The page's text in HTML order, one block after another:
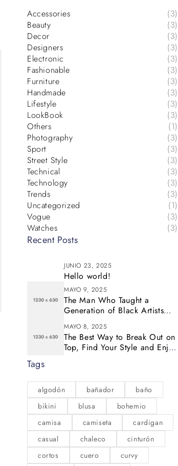
Accessories
(3)
Beauty
(3)
Decor
(3)
Designers
(3)
Electronic
(3)
Fashionable
(3)
Furniture
(3)
Handmade
(3)
Lifestyle
(3)
LookBook
(3)
Others
(1)
Photography
(3)
Sport
(3)
Street Style
(3)
Technical
(3)
Technology
(3)
Trends
(3)
Uncategorized
(1)
Vogue
(3)
Watches
(3)
Recent Posts
JUNIO 23, 2025
Hello world!
MAYO 9, 2025
The Man Who Taught a
Generation of Black Artists
MAYO 8, 2025
The Best Way to Break Out on
Top, Find Your Style and Enjoy
Tags
algodón bañador
baño
bikini
blusa
bohemio
camisa
camiseta
cardigan
casual
chaleco
cinturón
cortos
cuero
curvy